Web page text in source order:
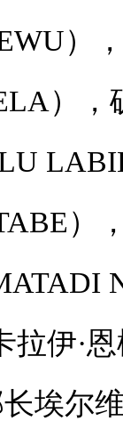
）
）
）
拉伊·
埃尔